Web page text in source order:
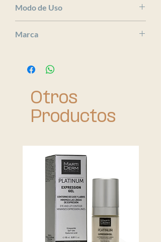
Modo de Uso
Marca
Otros
Productos